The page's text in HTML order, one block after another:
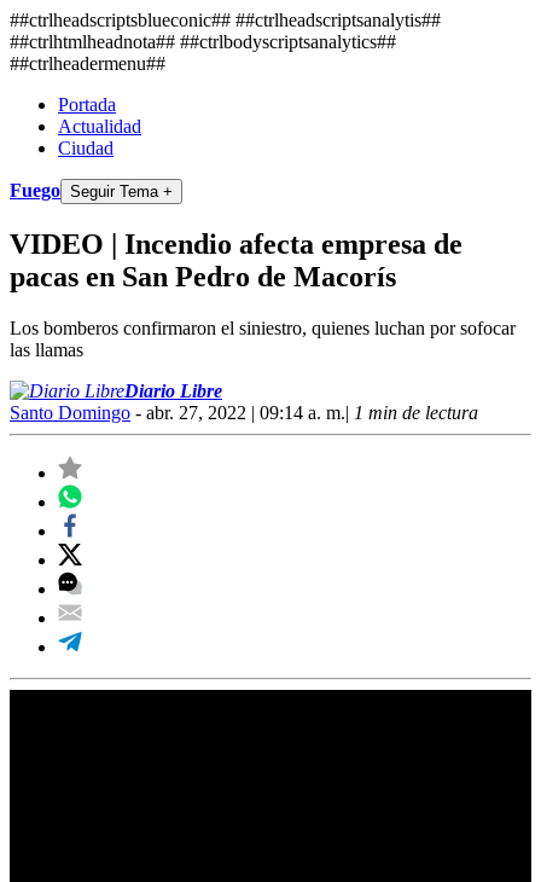
##ctrlheadscriptsblueconic## ##ctrlheadscriptsanalytis##
##ctrlhtmlheadnota## ##ctrlbodyscriptsanalytics##
##ctrlheadermenu##
Portada
Actualidad
Ciudad
Fuego Seguir Tema +
VIDEO | Incendio afecta empresa de
pacas en San Pedro de Macorís
Los bomberos confirmaron el siniestro, quienes luchan por sofocar
las llamas
Diario Libre
Santo Domingo - abr. 27, 2022 | 09:14 a. m.| 1 min de lectura